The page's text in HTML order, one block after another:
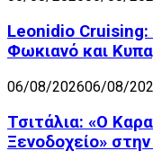
Leonidio
Φωκιανό και
06/08/202606/08/
Τσιτάλια: «Ο
Ξενοδοχείο»